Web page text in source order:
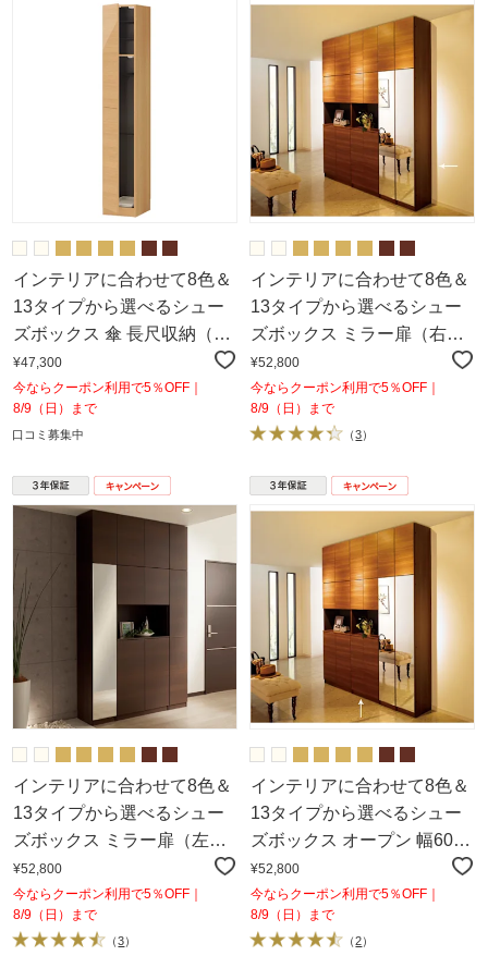
インテリアに合わせて8色＆
13タイプから選べるシュー
ズボックス 傘 長尺収納（左
開き） 幅30高さ180.5cm
¥47,300
今ならクーポン利用で5％OFF｜
8/9（日）まで
口コミ募集中
インテリアに合わせて8色＆
13タイプから選べるシュー
ズボックス ミラー扉（右開
き） 幅30高さ180.5cm
¥52,800
今ならクーポン利用で5％OFF｜
8/9（日）まで
（3）
インテリアに合わせて8色＆
13タイプから選べるシュー
ズボックス ミラー扉（左開
き） 幅30高さ180.5cm
¥52,800
今ならクーポン利用で5％OFF｜
8/9（日）まで
（3）
インテリアに合わせて8色＆
13タイプから選べるシュー
ズボックス オープン 幅60高
さ180.5cm
¥52,800
今ならクーポン利用で5％OFF｜
8/9（日）まで
（2）